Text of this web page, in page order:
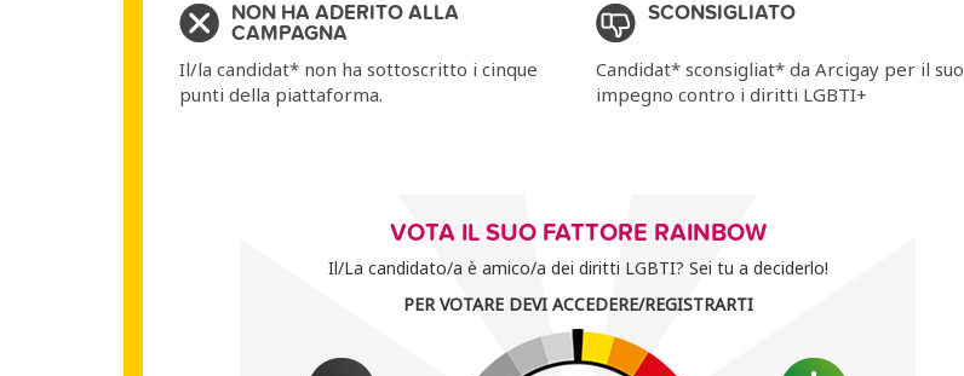
NON HA ADERITO ALLA
CAMPAGNA
Il/la candidat* non ha sottoscritto i cinque
punti della piattaforma.
SCONSIGLIATO
Candidat* sconsigliat* da Arcigay per il suo
impegno contro i diritti LGBTI+
VOTA IL SUO FATTORE RAINBOW
Il/La candidato/a è amico/a dei diritti LGBTI? Sei tu a deciderlo!
PER VOTARE DEVI ACCEDERE/REGISTRARTI